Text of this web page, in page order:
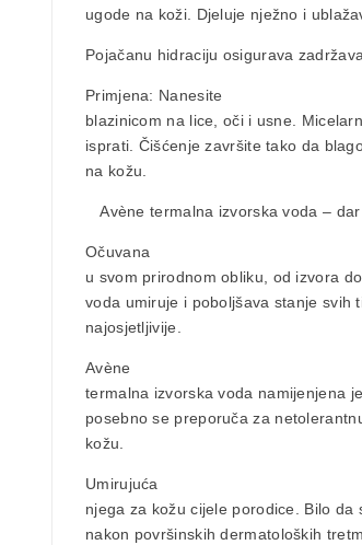
ugode na koži. Djeluje nježno i
Pojačanu hidraciju osigurava
Primjena: Nanesite
blazinicom na lice, oči i usne.
isprati. Čišćenje završite tako da
na kožu.
Avène termalna izvorska voda –
Očuvana
u svom prirodnom obliku, od izvora
voda umiruje i poboljšava stanje svih
najosjetljivije.
Avène
termalna izvorska voda namijenjena
posebno se preporuča za
kožu.
Umirujuća
njega za kožu cijele porodice. Bilo
nakon površinskih dermatoloških